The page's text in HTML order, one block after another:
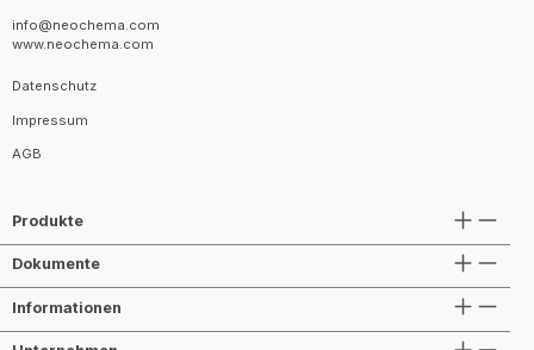
info@neochema.com
www.neochema.com
Datenschutz
Impressum
AGB
Produkte
Dokumente
Informationen